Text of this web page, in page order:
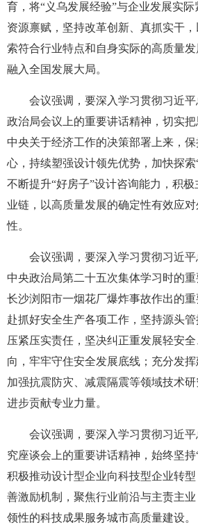
育，将“义乌发展经验”与企业发展实
资源禀赋，坚持改革创新、真抓实干
索符合行业特点和自身实际的高质量
融入全国发展大局。
会议强调，要深入学习贯彻习近平
政治局会议上的重要讲话精神，切实
中央关于经济工作的决策部署上来，
心，持续塑强设计领先优势，加快探索
不断提升“好房子”设计咨询能力，积
业链，以高质量发展的确定性有效应
性。
会议强调，要深入学习贯彻习近平
中央政治局第二十五次集体学习时的
长沙浏阳市一烟花厂爆炸事故作出的
赴抓好安全生产各项工作，坚持源头管
压紧压实责任，坚决纠正重发展轻安
向，牢牢守住安全发展底线；充分发挥
加强抗震防灾、减震隔震等领域技术
进步贡献专业力量。
会议强调，要深入学习贯彻习近平
究座谈会上的重要讲话精神，始终坚持
积极推动设计型企业向科技型企业转
善激励机制，聚焦行业前沿与主责主业
领性的科技成果服务城市高质量建设。